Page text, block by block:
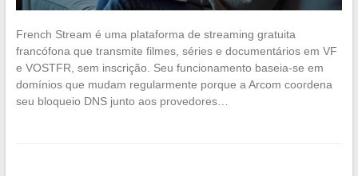
French Stream é uma plataforma de streaming gratuita
francófona que transmite filmes, séries e documentários em VF
e VOSTFR, sem inscrição. Seu funcionamento baseia-se em
domínios que mudam regularmente porque a Arcom coordena
seu bloqueio DNS junto aos provedores…